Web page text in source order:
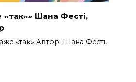
Шана Фесті,
«так» Автор: Шана Фесті,